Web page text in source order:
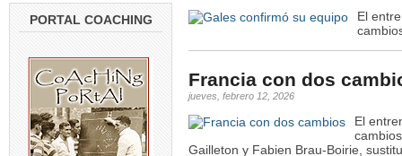
PORTAL COACHING
El
Francia con dos
jueves, febrero 12, 2026
El
Gailleton y Fabien Brau-Boirie,